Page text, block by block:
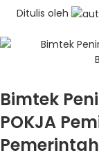
Ditulis oleh
Bimtek
POKJA
Pemerintah